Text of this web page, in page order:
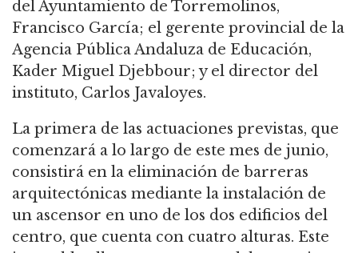
del Ayuntamiento de Torremolinos,
Francisco García; el gerente provincial de la
Agencia Pública Andaluza de Educación,
Kader Miguel Djebbour; y el director del
instituto, Carlos Javaloyes.
La primera de las actuaciones previstas, que
comenzará a lo largo de este mes de junio,
consistirá en la eliminación de barreras
arquitectónicas mediante la instalación de
un ascensor en uno de los dos edificios del
centro, que cuenta con cuatro alturas. Este